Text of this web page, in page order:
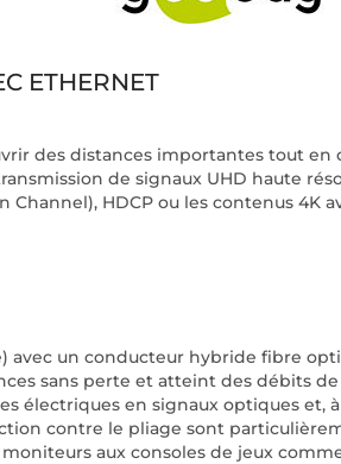
ETHERNET
des distances importantes tout
de signaux UHD haute
HDCP ou les contenus 4K
avec un conducteur hybride fibre
sans perte et atteint des débits
électriques en signaux optiques
contre le pliage sont
aux consoles de jeux